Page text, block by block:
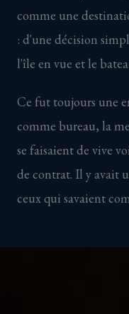
comme une
: d'une décision
l'île en vue et le
Ce fut toujours une
comme bureau, la
se faisaient de vive
de contrat. Il y avait
ceux qui savaient